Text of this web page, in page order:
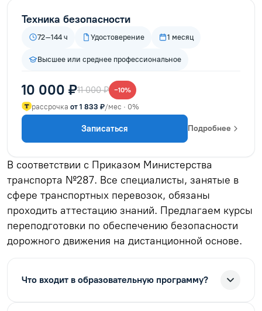
Техника безопасности
72–144 ч Удостоверение 1 месяц
Высшее или среднее профессиональное
10 000 ₽11 000 ₽ −10%
рассрочка от 1 833 ₽/мес · 0%
Записаться Подробнее
В соответствии с Приказом Министерства
транспорта №287. Все специалисты, занятые в
сфере транспортных перевозок, обязаны
проходить аттестацию знаний. Предлагаем курсы
переподготовки по обеспечению безопасности
дорожного движения на дистанционной основе.
Что входит в образовательную программу?